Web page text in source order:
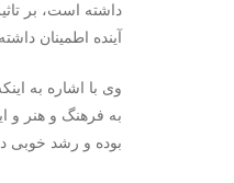
داشته است، بر
آینده اطمینان
وی با اشاره به
به فرهنگ و هنر و
بوده و رشد خوبی